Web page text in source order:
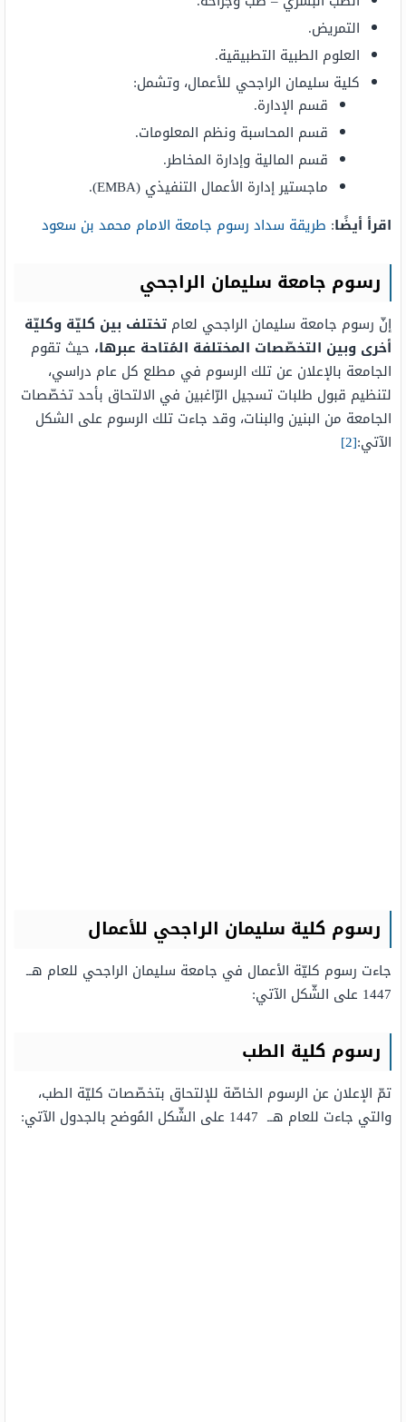
التمريض.
العلوم الطبية التطبيقية.
كلية سليمان الراجحي للأعمال، وتشمل:
قسم الإدارة.
قسم المحاسبة ونظم المعلومات.
قسم المالية وإدارة المخاطر.
ماجستير إدارة الأعمال التنفيذي (EMBA).
اقرأ أيضًا: طريقة سداد رسوم جامعة الامام محمد بن سعود
رسوم جامعة سليمان الراجحي
إنّ رسوم جامعة سليمان الراجحي لعام تختلف بين كليّة وكليّة
أخرى وبين التخصّصات المختلفة المُتاحة عبرها، حيث تقوم
الجامعة بالإعلان عن تلك الرسوم في مطلع كل عام دراسي،
لتنظيم قبول طلبات تسجيل الرّاغبين في الالتحاق بأحد تخصّصات
الجامعة من البنين والبنات، وقد جاءت تلك الرسوم على الشكل
الآتي:[2]
رسوم كلية سليمان الراجحي للأعمال
جاءت رسوم كليّة الأعمال في جامعة سليمان الراجحي للعام هــ
1447 على الشّكل الآتي:
رسوم كلية الطب
تمّ الإعلان عن الرسوم الخاصّة للإلتحاق بتخصّصات كليّة الطب،
والتي جاءت للعام هــ 1447 على الشّكل المُوضح بالجدول الآتي: